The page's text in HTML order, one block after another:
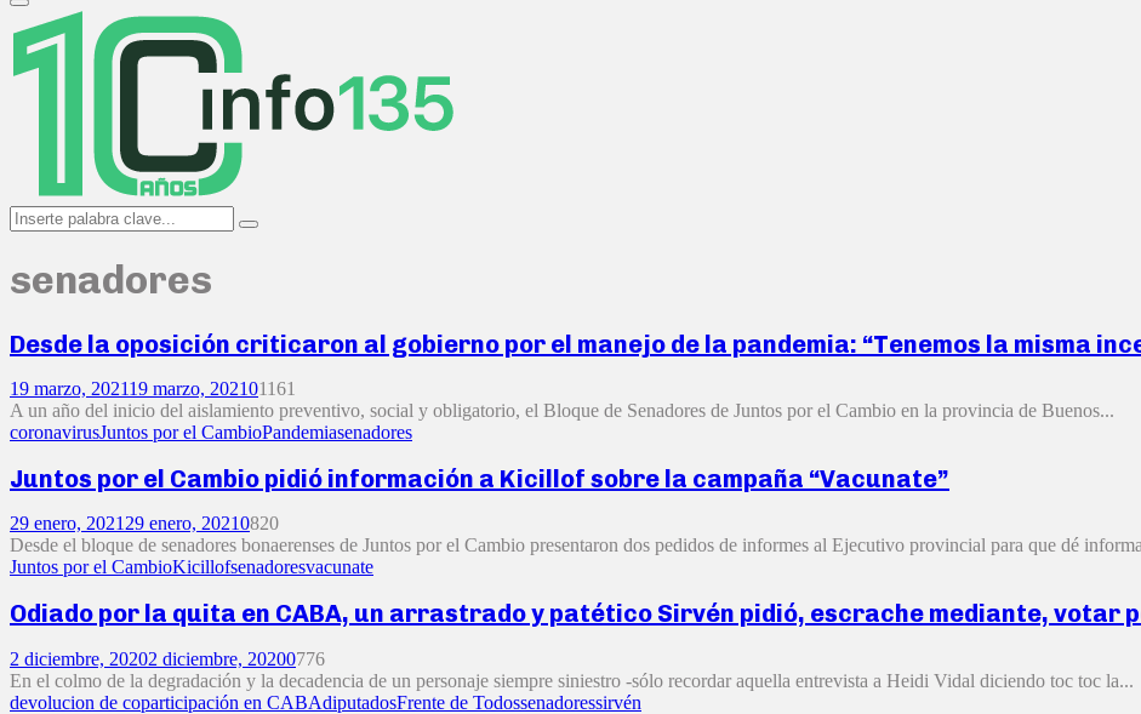
Primary
Menu
Search
for:
Search
senadores
Desde la oposición criticaron al gobierno por el manejo de la pandemia: “Tenemos la misma
19 marzo, 202119 marzo, 202101161
A un año del inicio del aislamiento preventivo, social y obligatorio, el Bloque de Senadores de Juntos por el Cambio en la provincia de Buenos...
coronavirusJuntos por el CambioPandemiasenadores
Juntos por el Cambio pidió información a Kicillof sobre la campaña “Vacunate”
29 enero, 202129 enero, 20210820
Desde el bloque de senadores bonaerenses de Juntos por el Cambio presentaron dos pedidos de informes al Ejecutivo provincial para que dé
Juntos por el CambioKicillofsenadoresvacunate
Odiado por la quita en CABA, un arrastrado y patético Sirvén pidió, escrache mediante, votar
2 diciembre, 20202 diciembre, 20200776
En el colmo de la degradación y la decadencia de un personaje siempre siniestro -sólo recordar aquella entrevista a Heidi Vidal diciendo toc toc la...
devolucion de coparticipación en CABAdiputadosFrente de Todossenadoressirvén